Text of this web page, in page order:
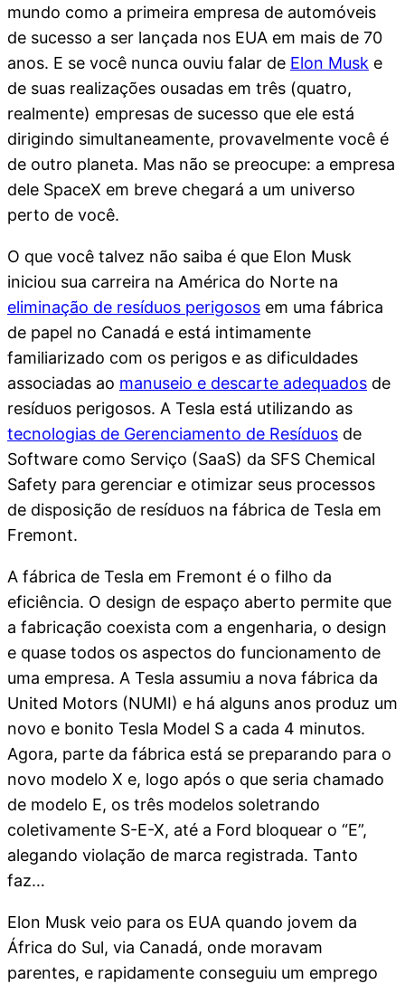
mundo como a primeira empresa de automóveis
de sucesso a ser lançada nos EUA em mais de 70
anos. E se você nunca ouviu falar de Elon Musk e
de suas realizações ousadas em três (quatro,
realmente) empresas de sucesso que ele está
dirigindo simultaneamente, provavelmente você é
de outro planeta. Mas não se preocupe: a empresa
dele SpaceX em breve chegará a um universo
perto de você.
O que você talvez não saiba é que Elon Musk
iniciou sua carreira na América do Norte na
eliminação de resíduos perigosos em uma fábrica
de papel no Canadá e está intimamente
familiarizado com os perigos e as dificuldades
associadas ao manuseio e descarte adequados de
resíduos perigosos. A Tesla está utilizando as
tecnologias de Gerenciamento de Resíduos de
Software como Serviço (SaaS) da SFS Chemical
Safety para gerenciar e otimizar seus processos
de disposição de resíduos na fábrica de Tesla em
Fremont.
A fábrica de Tesla em Fremont é o filho da
eficiência. O design de espaço aberto permite que
a fabricação coexista com a engenharia, o design
e quase todos os aspectos do funcionamento de
uma empresa. A Tesla assumiu a nova fábrica da
United Motors (NUMI) e há alguns anos produz um
novo e bonito Tesla Model S a cada 4 minutos.
Agora, parte da fábrica está se preparando para o
novo modelo X e, logo após o que seria chamado
de modelo E, os três modelos soletrando
coletivamente S-E-X, até a Ford bloquear o “E”,
alegando violação de marca registrada. Tanto
faz…
Elon Musk veio para os EUA quando jovem da
África do Sul, via Canadá, onde moravam
parentes, e rapidamente conseguiu um emprego